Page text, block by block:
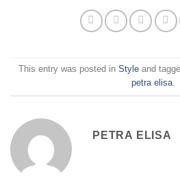
This entry was posted in Style and
petra elisa.
PETRA ELISA